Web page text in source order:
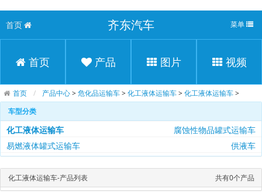
首页 齐东汽车 菜单
首页 产品 图片 视频
首页 产品中心>危化品运输车>化工液体运输车>化工液体运输车>
车型分类
化工液体运输车
腐蚀性物品罐式运输车
易燃液体罐式运输车
供液车
化工液体运输车-产品列表 共有0个产品